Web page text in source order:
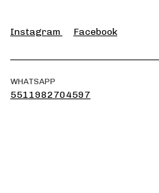
Instagram Facebook
WHATSAPP
5511982704597